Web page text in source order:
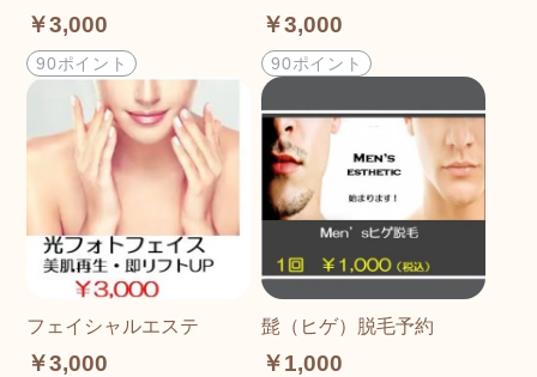
￥3,000
90ポイント
￥3,000
90ポイント
フェイシャルエステ
￥3,000
髭（ヒゲ）脱毛予約
￥1,000